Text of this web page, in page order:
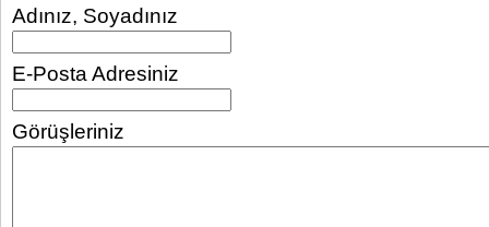
Adınız, Soyadınız
E-Posta Adresiniz
Görüşleriniz